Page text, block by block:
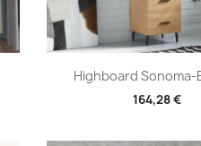
Highboard Sonoma-
164,28 €
